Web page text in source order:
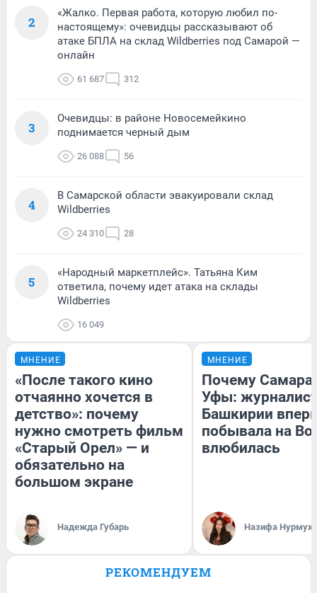
2
«Жалко. Первая работа, которую любил по-
настоящему»: очевидцы рассказывают об
атаке БПЛА на склад Wildberries под Самарой —
онлайн
61 687 312
3
Очевидцы: в районе Новосемейкино
поднимается черный дым
26 088 56
4
В Самарской области эвакуировали склад
Wildberries
24 310 28
5
«Народный маркетплейс». Татьяна Ким
ответила, почему идет атака на склады
Wildberries
16 049
МНЕНИЕ
«После такого кино
отчаянно хочется в
детство»: почему
нужно смотреть фильм
«Старый Орел» — и
обязательно на
большом экране
Надежда Губарь
МНЕНИЕ
Почему Самара
Уфы:
Башкирии
побывала на
влюбилась
Назифа
РЕКОМЕНДУЕМ